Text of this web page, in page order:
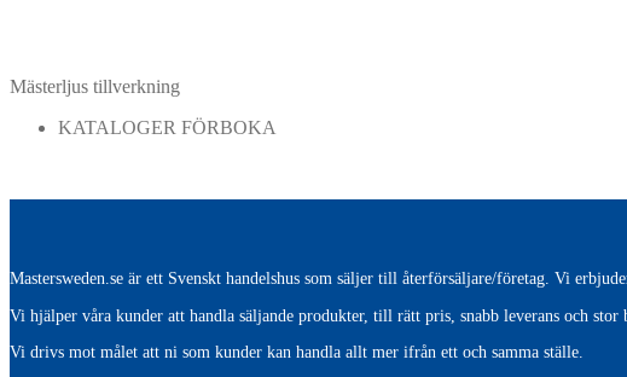
Mästerljus tillverkning
KATALOGER FÖRBOKA
Mastersweden.se är ett Svenskt handelshus som säljer till återförsäljare/företag. Vi
Vi hjälper våra kunder att handla säljande produkter, till rätt pris, snabb leverans och stor
Vi drivs mot målet att ni som kunder kan handla allt mer ifrån ett och samma ställe.